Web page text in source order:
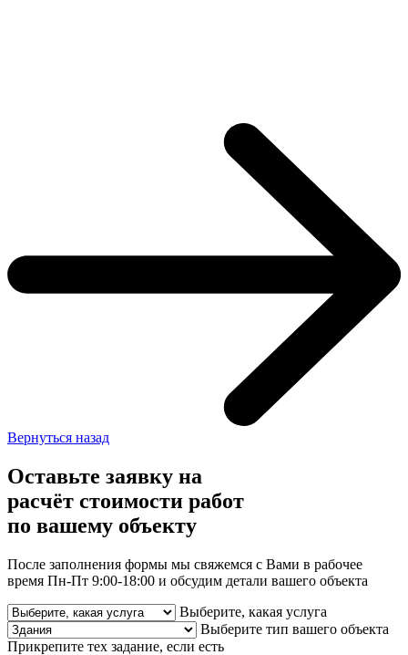
Вернуться назад
Оставьте заявку на
расчёт стоимости работ
по вашему объекту
После заполнения формы мы свяжемся с Вами в рабочее
время Пн-Пт 9:00-18:00 и обсудим детали вашего объекта
Выберите, какая услуга
Выберите тип вашего объекта
Прикрепите тех задание, если есть